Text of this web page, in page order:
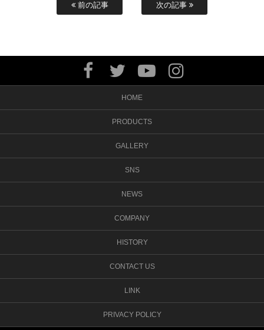
前の記事 次の記事
HOME
PRODUCTS
GALLERY
SNS
NEWS
COMPANY
HISTORY
CONTACT US
LINK
PRIVACY POLICY